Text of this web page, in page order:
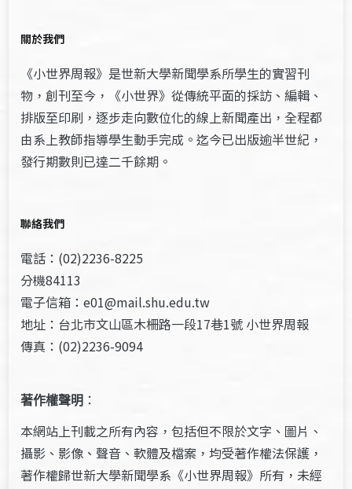
關於我們
《小世界周報》是世新大學新聞學系所學生的實習刊
物，創刊至今，《小世界》從傳統平面的採訪、編輯、
排版至印刷，逐步走向數位化的線上新聞產出，全程都
由系上教師指導學生動手完成。迄今已出版逾半世紀，
發行期數則已達二千餘期。
聯絡我們
電話：(02)2236-8225
分機84113
電子信箱：e01@mail.shu.edu.tw
地址：台北市文山區木柵路一段17巷1號 小世界周報
傳真：(02)2236-9094
著作權聲明 ：
本網站上刊載之所有內容，包括但不限於文字、圖片、
攝影、影像、聲音、軟體及檔案，均受著作權法保護，
著作權歸世新大學新聞學系《小世界周報》所有，未經